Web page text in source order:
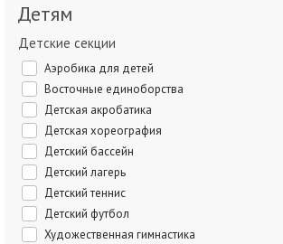
Детям
Детские секции
Аэробика для детей
Восточные единоборства
Детская акробатика
Детская хореография
Детский бассейн
Детский лагерь
Детский теннис
Детский футбол
Художественная гимнастика